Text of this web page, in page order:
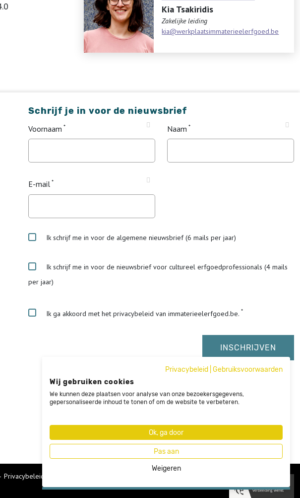
Kia Tsakiridis
Zakelijke leiding
kia@werkplaatsimmaterieelerfgoed.be
Schrijf je in voor de nieuwsbrief
Voornaam Naam
E-mail
Ik schrijf me in voor de algemene nieuwsbrief (6 mails per jaar)
Ik schrijf me in voor de nieuwsbrief voor cultureel erfgoedprofessionals (4 mails
per jaar)
Ik ga akkoord met het privacybeleid van immaterieelerfgoed.be.
Privacybeleid
Privacybeleid
Gebruiksvoorwaarden
Wij gebruiken cookies
We kunnen deze plaatsen voor analyse van onze bezoekersgegevens,
gepersonaliseerde inhoud te tonen of om de website te verbeteren.
Ok, ga door
Pas aan
Weigeren